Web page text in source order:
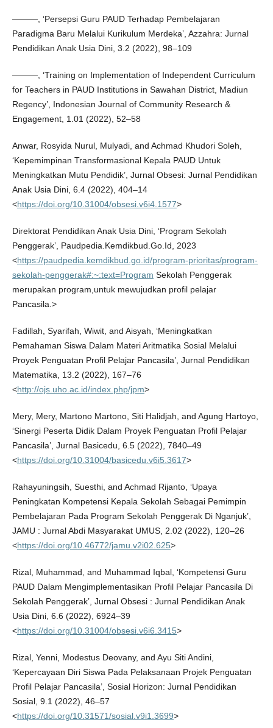
———, ‘Persepsi Guru PAUD Terhadap Pembelajaran
Paradigma Baru Melalui Kurikulum Merdeka’, Azzahra: Jurnal
Pendidikan Anak Usia Dini, 3.2 (2022), 98–109
———, ‘Training on Implementation of Independent Curriculum
for Teachers in PAUD Institutions in Sawahan District, Madiun
Regency’, Indonesian Journal of Community Research &
Engagement, 1.01 (2022), 52–58
Anwar, Rosyida Nurul, Mulyadi, and Achmad Khudori Soleh,
‘Kepemimpinan Transformasional Kepala PAUD Untuk
Meningkatkan Mutu Pendidik’, Jurnal Obsesi: Jurnal Pendidikan
Anak Usia Dini, 6.4 (2022), 404–14
<https://doi.org/10.31004/obsesi.v6i4.1577>
Direktorat Pendidikan Anak Usia Dini, ‘Program Sekolah
Penggerak’, Paudpedia.Kemdikbud.Go.Id, 2023
<https://paudpedia.kemdikbud.go.id/program-prioritas/program-
sekolah-penggerak#:~:text=Program Sekolah Penggerak
merupakan program,untuk mewujudkan profil pelajar
Pancasila.>
Fadillah, Syarifah, Wiwit, and Aisyah, ‘Meningkatkan
Pemahaman Siswa Dalam Materi Aritmatika Sosial Melalui
Proyek Penguatan Profil Pelajar Pancasila’, Jurnal Pendidikan
Matematika, 13.2 (2022), 167–76
<http://ojs.uho.ac.id/index.php/jpm>
Mery, Mery, Martono Martono, Siti Halidjah, and Agung Hartoyo,
‘Sinergi Peserta Didik Dalam Proyek Penguatan Profil Pelajar
Pancasila’, Jurnal Basicedu, 6.5 (2022), 7840–49
<https://doi.org/10.31004/basicedu.v6i5.3617>
Rahayuningsih, Suesthi, and Achmad Rijanto, ‘Upaya
Peningkatan Kompetensi Kepala Sekolah Sebagai Pemimpin
Pembelajaran Pada Program Sekolah Penggerak Di Nganjuk’,
JAMU : Jurnal Abdi Masyarakat UMUS, 2.02 (2022), 120–26
<https://doi.org/10.46772/jamu.v2i02.625>
Rizal, Muhammad, and Muhammad Iqbal, ‘Kompetensi Guru
PAUD Dalam Mengimplementasikan Profil Pelajar Pancasila Di
Sekolah Penggerak’, Jurnal Obsesi : Jurnal Pendidikan Anak
Usia Dini, 6.6 (2022), 6924–39
<https://doi.org/10.31004/obsesi.v6i6.3415>
Rizal, Yenni, Modestus Deovany, and Ayu Siti Andini,
‘Kepercayaan Diri Siswa Pada Pelaksanaan Projek Penguatan
Profil Pelajar Pancasila’, Sosial Horizon: Jurnal Pendidikan
Sosial, 9.1 (2022), 46–57
<https://doi.org/10.31571/sosial.v9i1.3699>